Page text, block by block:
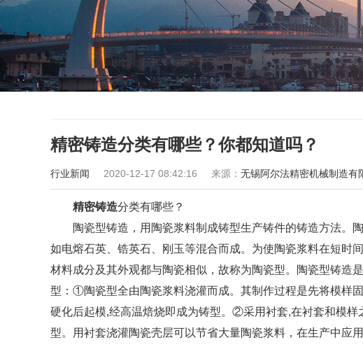
精密铸造分类有哪些？你都知道吗？
行业新闻 2020-12-17 08:42:16 来源： 无锡阿尔法精密机械制造有
精密铸造分类有哪些？
陶瓷型铸造，用陶瓷浆料制成铸型生产铸件的铸造方法。
如电熔石英、锆英石、刚玉等混合而成。为使陶瓷浆料在短时
材料成分及其外观都与陶瓷相似，故称为陶瓷型。陶瓷型铸造
型：①陶瓷型全由陶瓷浆料浇灌而成。其制作过程是先将模样
硬化后起模,经高温焙烧即成为铸型。②采用衬套,在衬套和模
型。用衬套浇灌陶瓷壳层可以节省大量陶瓷浆料，在生产中应